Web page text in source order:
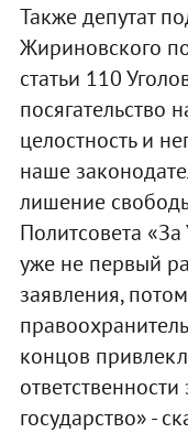
Также депутат
Жириновского
статьи 110
посягательство
целостность и
наше
лишение
Политсовета
уже не первый
заявления,
концов
государство» -